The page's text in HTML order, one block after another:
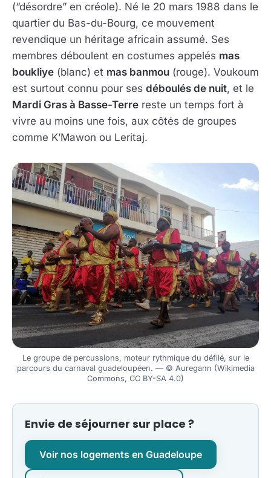
(“désordre” en créole). Né le 20 mars 1988 dans le
quartier du Bas-du-Bourg, ce mouvement
revendique un héritage africain assumé. Ses
membres déboulent en costumes appelés mas
boukliye (blanc) et mas banmou (rouge). Voukoum
est surtout connu pour ses déboulés de nuit, et le
Mardi Gras à Basse-Terre reste un temps fort à
vivre au moins une fois, aux côtés de groupes
comme K’Mawon ou Leritaj.
Le groupe de percussions, moteur rythmique du défilé, sur le
parcours du carnaval guadeloupéen. — © Auregann (Wikimedia
Commons, CC BY-SA 4.0)
Envie de séjourner sur place ?
Voir nos logements en Guadeloupe